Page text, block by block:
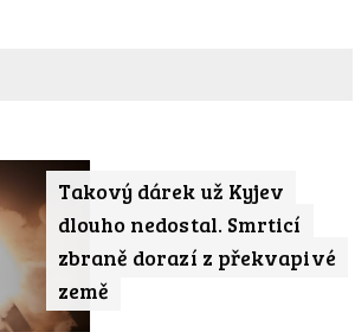
Takový dárek už Kyjev
dlouho nedostal. Smrticí
zbraně dorazí z překvapivé
země